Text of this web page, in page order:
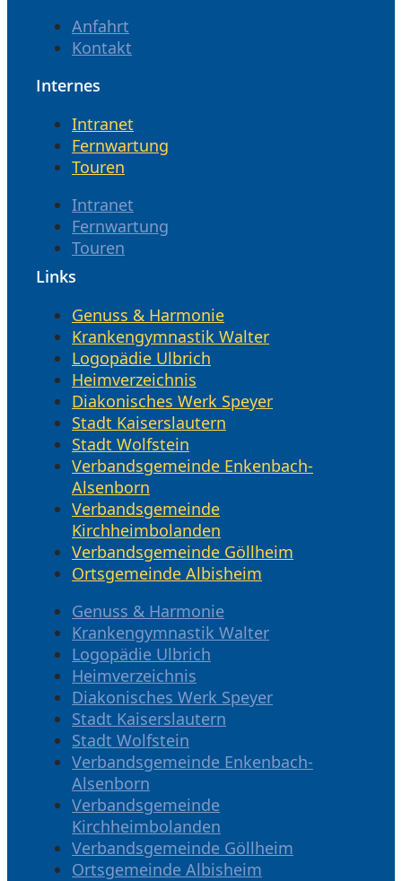
Anfahrt
Kontakt
Internes
Intranet
Fernwartung
Touren
Intranet
Fernwartung
Touren
Links
Genuss & Harmonie
Krankengymnastik Walter
Logopädie Ulbrich
Heimverzeichnis
Diakonisches Werk Speyer
Stadt Kaiserslautern
Stadt Wolfstein
Verbandsgemeinde Enkenbach-
Alsenborn
Verbandsgemeinde
Kirchheimbolanden
Verbandsgemeinde Göllheim
Ortsgemeinde Albisheim
Genuss & Harmonie
Krankengymnastik Walter
Logopädie Ulbrich
Heimverzeichnis
Diakonisches Werk Speyer
Stadt Kaiserslautern
Stadt Wolfstein
Verbandsgemeinde Enkenbach-
Alsenborn
Verbandsgemeinde
Kirchheimbolanden
Verbandsgemeinde Göllheim
Ortsgemeinde Albisheim